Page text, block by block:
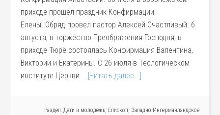
приходе прошёл праздник Конфирмации
Елены. Обряд провел пастор Алексей Счастливый. 6
августа, в торжество Преображения Господня, в
приходе Тюрё состоялась Конфирмация Валентина,
Виктории и Екатерины. С 26 июля в Теологическом
институте Церкви … [Читать далее...]
Раздел: Дети и молодежь, Епископ, Западно-Ингерманландское